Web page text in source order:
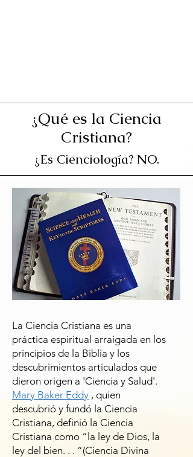
¿Qué es la Ciencia
Cristiana?
¿Es Cienciología? NO.
La Ciencia Cristiana es una
práctica espiritual arraigada en los
principios de la Biblia y los
descubrimientos articulados que
dieron origen a 'Ciencia y Salud'.
Mary Baker Eddy , quien
descubrió y fundó la Ciencia
Cristiana, definió la Ciencia
Cristiana como “la ley de Dios, la
ley del bien. . . ”(Ciencia Divina